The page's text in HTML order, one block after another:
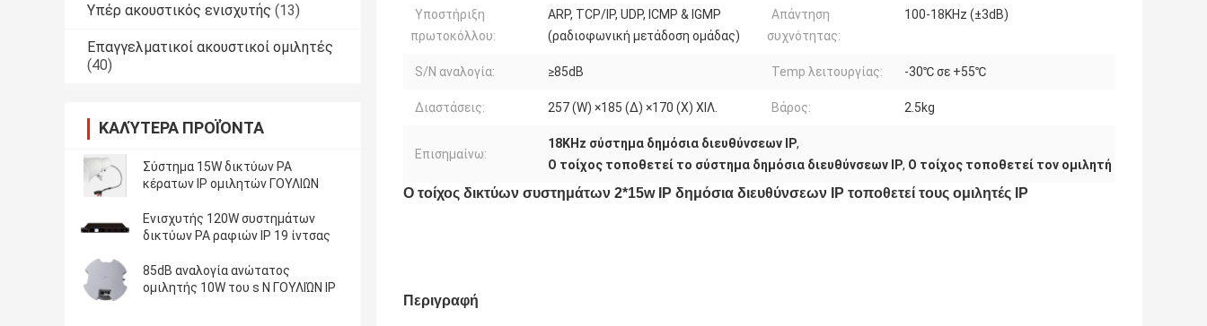
Υπέρ ακουστικός ενισχυτής (13)
Επαγγελματικοί ακουστικοί ομιλητές
(40)
ΚΑΛΎΤΕΡΑ ΠΡΟΪΌΝΤΑ
Σύστημα 15W δικτύων PA
κέρατων IP ομιλητών ΓΟΥΛΙΩΝ
Ενισχυτής 120W συστημάτων
δικτύων PA ραφιών IP 19 ίντσας
85dB αναλογία ανώτατος
ομιλητής 10W του s Ν ΓΟΥΛΙΏΝ IP
Υποστήριξη
πρωτοκόλλου:
ARP, TCP/IP, UDP, ICMP & IGMP
(ραδιοφωνική μετάδοση ομάδας)
Απάντηση
συχνότητας:
100-18KHz (±3dB)
S/N αναλογία: ≥85dB Temp λειτουργίας: -30℃ σε +55℃
Διαστάσεις: 257 (W) ×185 (Δ) ×170 (Χ) ΧΙΛ. Βάρος: 2.5kg
Επισημαίνω:
18KHz σύστημα δημόσια διευθύνσεων IP,
Ο τοίχος τοποθετεί το σύστημα δημόσια διευθύνσεων IP, Ο τοίχος τοποθετεί τον ομιλητή
Ο τοίχος δικτύων συστημάτων 2*15w IP δημόσια διευθύνσεων IP τοποθετεί τους ομιλητές IP
Περιγραφή